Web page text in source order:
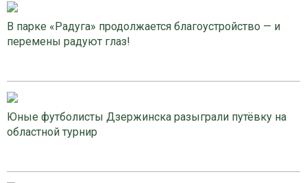
В парке «Радуга» продолжается благоустройство — и
перемены радуют глаз!
Юные футболисты Дзержинска разыграли путёвку на
областной турнир